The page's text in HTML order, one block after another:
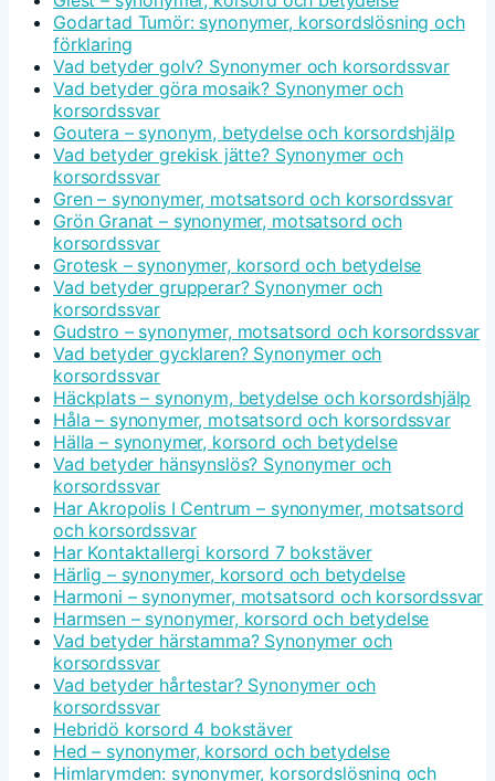
Godartad Tumör: synonymer, korsordslösning och
förklaring
Vad betyder golv? Synonymer och korsordssvar
Vad betyder göra mosaik? Synonymer och
korsordssvar
Goutera – synonym, betydelse och korsordshjälp
Vad betyder grekisk jätte? Synonymer och
korsordssvar
Gren – synonymer, motsatsord och korsordssvar
Grön Granat – synonymer, motsatsord och
korsordssvar
Grotesk – synonymer, korsord och betydelse
Vad betyder grupperar? Synonymer och
korsordssvar
Gudstro – synonymer, motsatsord och korsordssvar
Vad betyder gycklaren? Synonymer och
korsordssvar
Häckplats – synonym, betydelse och korsordshjälp
Håla – synonymer, motsatsord och korsordssvar
Hälla – synonymer, korsord och betydelse
Vad betyder hänsynslös? Synonymer och
korsordssvar
Har Akropolis I Centrum – synonymer, motsatsord
och korsordssvar
Har Kontaktallergi korsord 7 bokstäver
Härlig – synonymer, korsord och betydelse
Harmoni – synonymer, motsatsord och korsordssvar
Harmsen – synonymer, korsord och betydelse
Vad betyder härstamma? Synonymer och
korsordssvar
Vad betyder hårtestar? Synonymer och
korsordssvar
Hebridö korsord 4 bokstäver
Hed – synonymer, korsord och betydelse
Himlarymden: synonymer, korsordslösning och